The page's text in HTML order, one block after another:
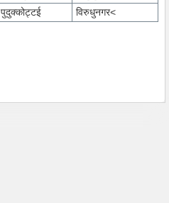
पुदुक्कोट्टई विरुधुनगर<